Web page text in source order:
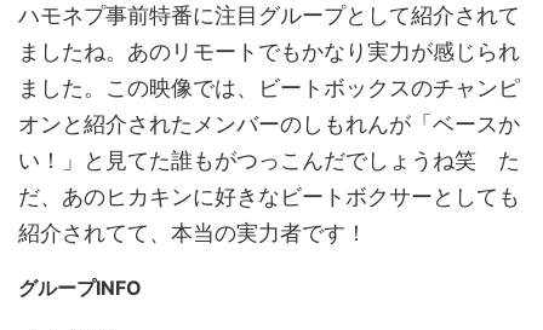
ハモネプ事前特番に注目グループとして紹介されて
ましたね。あのリモートでもかなり実力が感じられ
ました。この映像では、ビートボックスのチャンピ
オンと紹介されたメンバーのしもれんが「ベースか
い！」と見てた誰もがつっこんだでしょうね笑 た
だ、あのヒカキンに好きなビートボクサーとしても
紹介されてて、本当の実力者です！
グループINFO